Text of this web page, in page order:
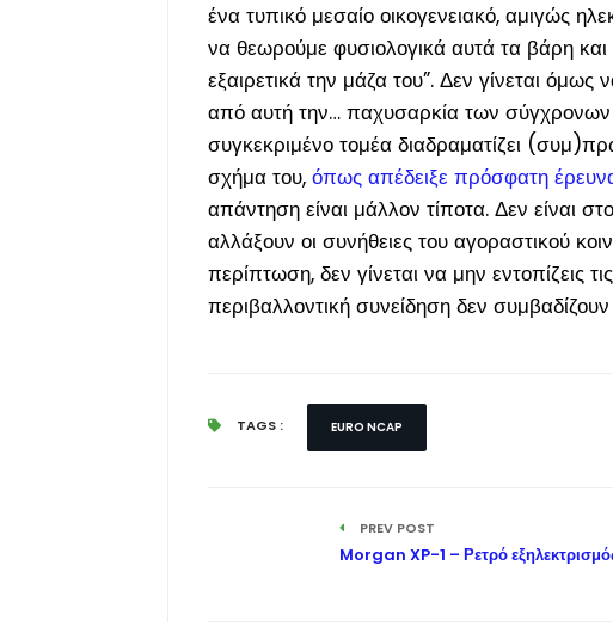
ένα τυπικό μεσαίο οικογενειακό, αμιγώς
να θεωρούμε φυσιολογικά αυτά τα βάρη
εξαιρετικά την μάζα του”. Δεν γίνεται
από αυτή την… παχυσαρκία των σύγχρονων
συγκεκριμένο τομέα διαδραματίζει
σχήμα του, όπως απέδειξε πρόσφατη
απάντηση είναι μάλλον τίποτα. Δεν είναι
αλλάξουν οι συνήθειες του αγοραστικού
περίπτωση, δεν γίνεται να μην εντοπίζεις
περιβαλλοντική συνείδηση δεν
TAGS : EURO NCAP
PREV POST
Morgan XP-1 – Ρετρό